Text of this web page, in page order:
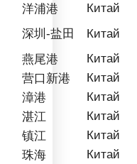
洋浦港
Китай
深圳-盐田
Китай
燕尾港
Китай
营口新港
Китай
漳港
Китай
湛江
Китай
镇江
Китай
珠海
Китай